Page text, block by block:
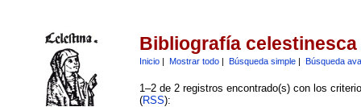
Bibliografía celestinesca
Inicio| Mostrar todo| Búsqueda simple| Búsqueda
1–2 de 2 registros encontrado(s) con los
(RSS):